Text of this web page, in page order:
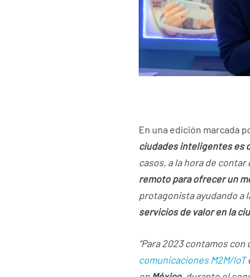
En una edición marcada
ciudades inteligentes es
casos, a la hora de
remoto para ofrecer un
protagonista ayudando a
servicios de valor en la
“Para 2023 contamos
comunicaciones M2M/IoT